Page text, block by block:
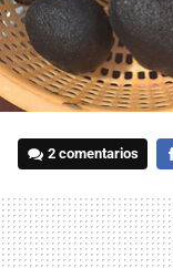
2 comentarios